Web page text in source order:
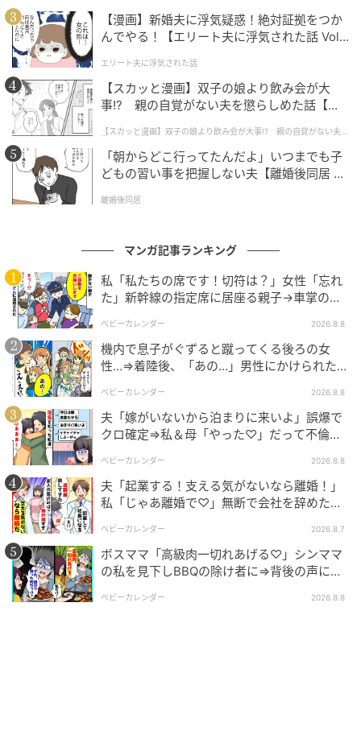
もし指摘された内容に戸惑ったり、不安が消えなかっ
たりするときは、かかりつけの小児科医や身近な相談
窓口など、より日常の様子を知ってもらえる場所に相
談してみるのも一つの方法です。
さまざまな視点を取り入れながら、親子にとって安心
できる環境を作っていけるといいですね。
※本記事の内容は、必ずしもすべての状況にあてはま
るとは限りません。必要に応じて医師や専門家に相談
をお願いいたします。
著者：はしもと美咲／30代女性。2019年生まれの長
女、2022年生まれの次女、2025年生まれの長男を育
てる3児の母。次女の出産を機に会社を退職し、現在は
在宅ワーカーとして家事・育児と両立しながら仕事を
継続中。介護福祉士としてデイサービス勤務の経験も
あり、子育てと高齢者支援の両方に関心がある。趣味
は旅育で、子どもたちと国内外を訪れ、体験を通して
学ぶ旅を楽しんでいる。
イラスト：あさうえさい
※ベビーカレンダーが独自に実施したアンケートで集
めた読者様の体験談をもとに記事化しています（回答
時期：2026年4月）
ベビーカレンダー編集部
【漫画】新婚夫に浮気疑惑！絶対証拠をつか
んでやる！【エリート夫に浮気された話 Vol.
エリート夫に浮気された話
【スカッと漫画】双子の娘より飲み会が大
事!? 親の自覚がない夫を懲らしめた話【第1
【スカッと漫画】双子の娘より飲み会が大事!? 親の自覚がない夫を
懲らしめた話
「朝からどこ行ってたんだよ」いつまでも子
どもの習い事を把握しない夫【離婚後同居 Vo
離婚後同居
マンガ記事ランキング
私「私たちの席です！切符は？」女性「忘れ
た」新幹線の指定席に居座る親子→車掌の注
ベビーカレンダー 2026.8.8
機内で息子がぐずると蹴ってくる後ろの女
性…⇒着陸後、「あの…」男性にかけられた驚
ベビーカレンダー 2026.8.8
夫「嫁がいないから泊まりに来いよ」誤爆で
クロ確定⇒私＆母「やった♡」だって不倫相
ベビーカレンダー 2026.8.8
夫「起業する！支える気がないなら離婚！」
私「じゃあ離婚で♡」無断で会社を辞めた元
ベビーカレンダー 2026.8.7
ボスママ「高級肉一切れあげる♡」シンママ
の私を見下しBBQの除け者に⇒背後の声に突
ベビーカレンダー 2026.8.8